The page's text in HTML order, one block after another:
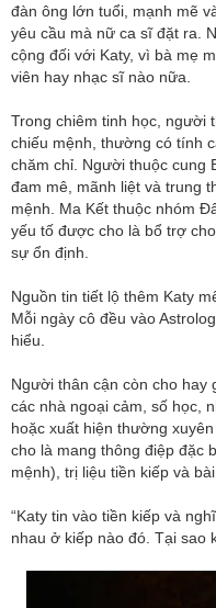
đàn ông lớn tuổi, mạnh mẽ
yêu cầu mà nữ ca sĩ đặt ra.
cộng đối với Katy, vì bà mẹ
viên hay nhạc sĩ nào nữa.
Trong chiêm tinh học, người
chiếu mệnh, thường có tính
chăm chỉ. Người thuộc cung
đam mê, mãnh liệt và trung
mệnh. Ma Kết thuộc nhóm
yếu tố được cho là bổ trợ
sự ổn định.
Nguồn tin tiết lộ thêm Katy
Mỗi ngày cô đều vào
hiểu.
Người thân cận còn cho hay
các nhà ngoại cảm, số học,
hoặc xuất hiện thường
cho là mang thông điệp đặc
mệnh), trị liệu tiền kiếp và bài
“Katy tin vào tiền kiếp và
nhau ở kiếp nào đó. Tại sao